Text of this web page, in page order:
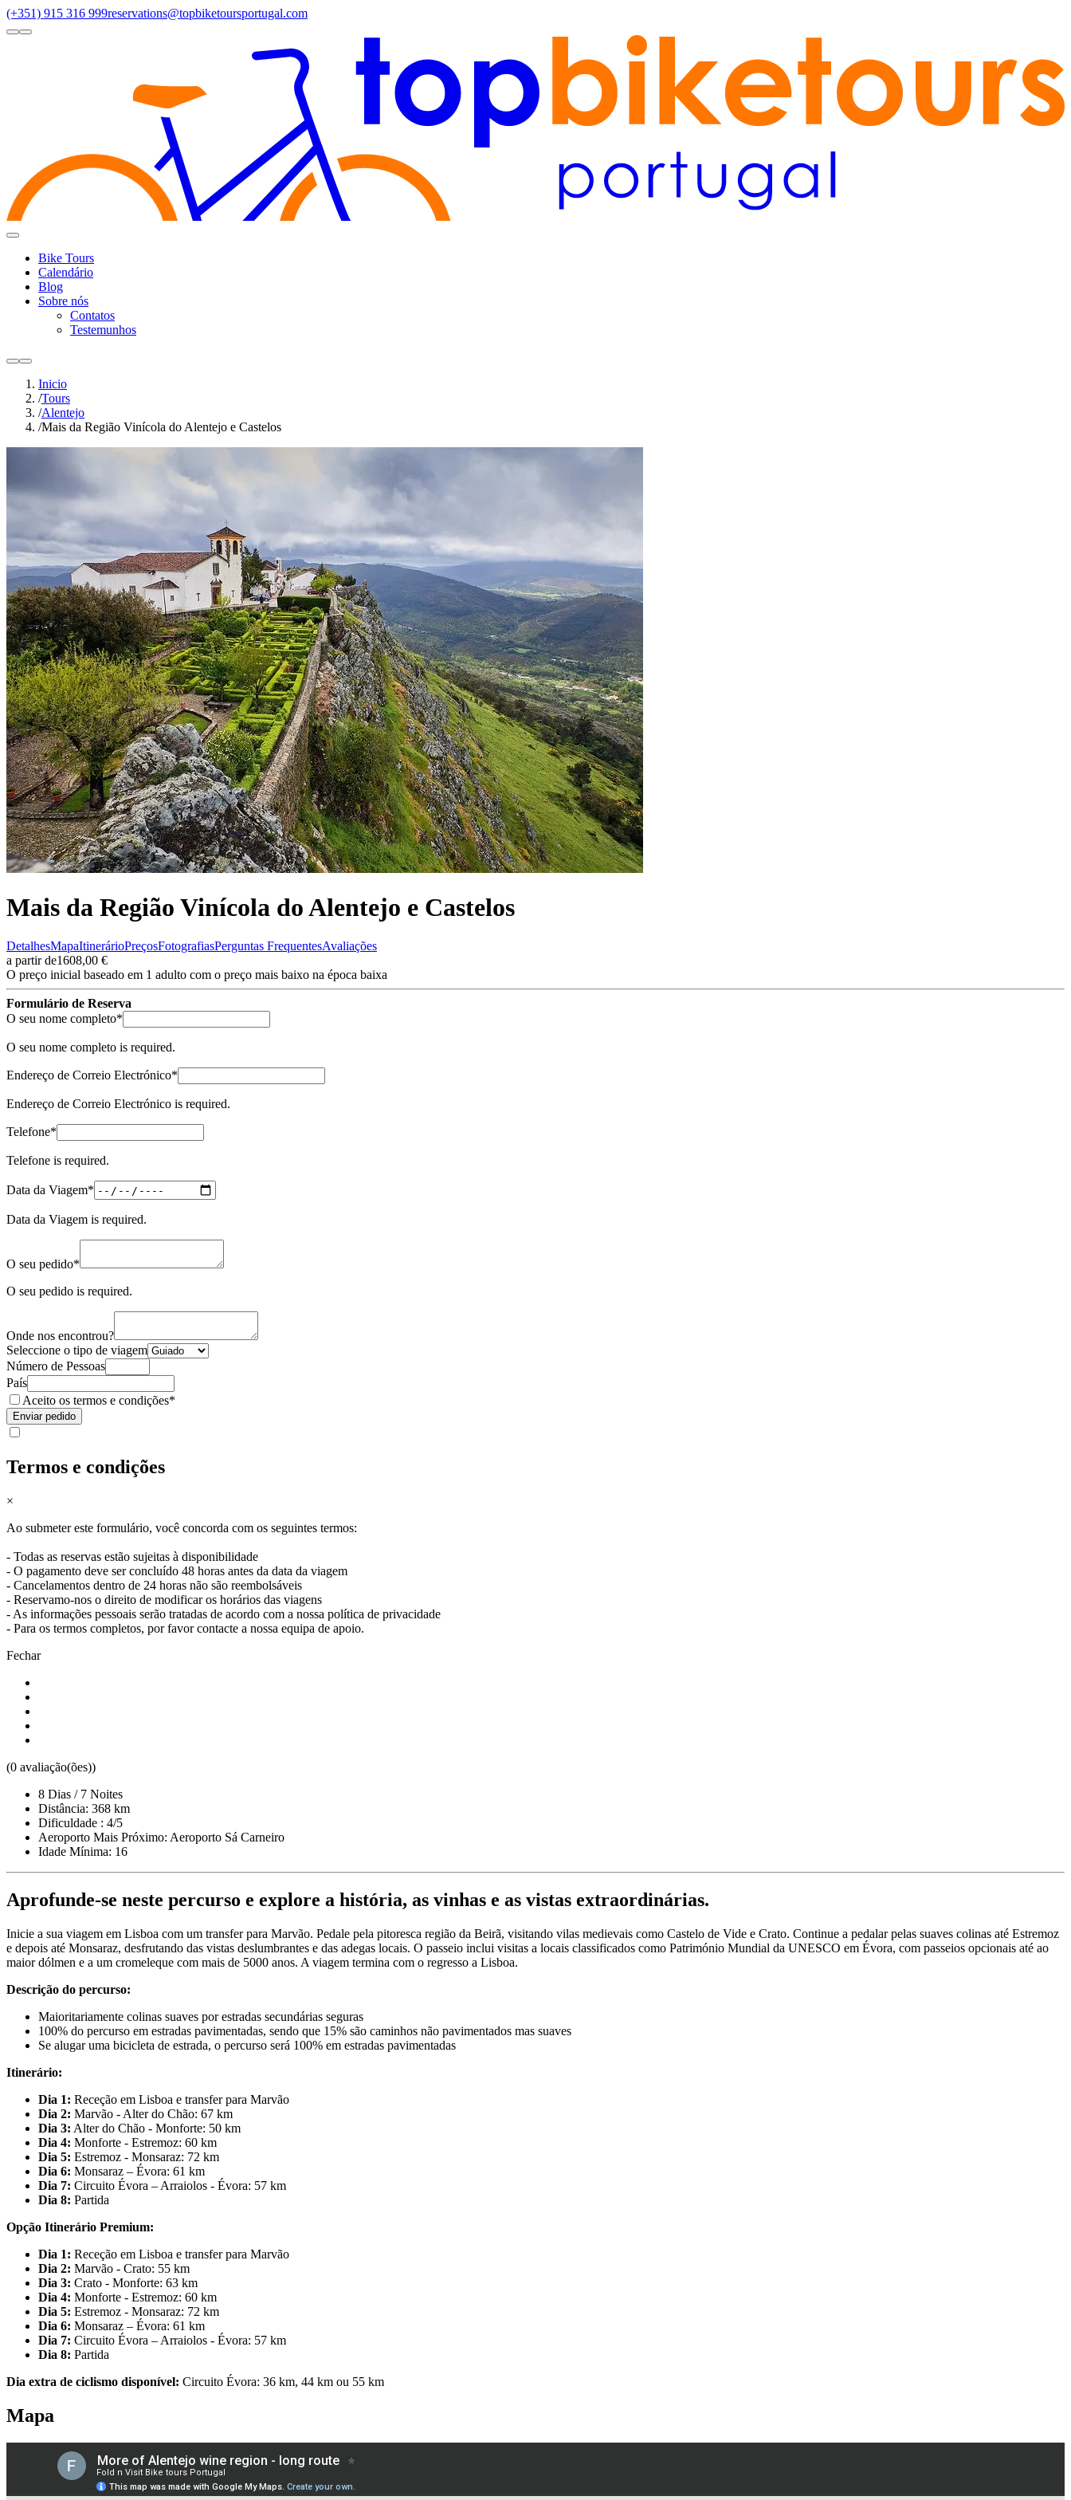
(+351) 915 316 999reservations@topbiketoursportugal.com
lightdark
Toggle
Bike Tours
Santiago Compostela Douro Valley Porto/North Lisboa/Tejo (2) Algarve (1)
Caminho de Santiago em Bicicleta - Caminho da Costa - "fácil"
8 Dias|3/5
Caminho Francês de Santiago de Compostela
8 Dias
Santiago de Compostela de Bicicleta - Top Bike Tours
8 Dias |4/5
Santiago de Compostela - Caminho Francês de Bicicleta
16 Dias|4/5
Calendário
Blog
Sobre nós
Contatos
Testemunhos
lightdark
Inicio
/Tours
/Alentejo
/Mais da Região Vinícola do Alentejo e Castelos
Mais da Região Vinícola do Alentejo e Castelos
DetalhesMapaItinerárioPreçosFotografiasPerguntas FrequentesAvaliações
a partir de1608,00 €
O preço inicial baseado em 1 adulto com o preço mais baixo na época baixa
Formulário de Reserva
O seu nome completo*
O seu nome completo is required.
Endereço de Correio Electrónico*
Endereço de Correio Electrónico is required.
Telefone*
Telefone is required.
Data da Viagem* (required)
Data da Viagem is required.
O seu pedido*
O seu pedido is required.
Onde nos encontrou?
Seleccione o tipo de viagem
Número de Pessoas
País
Aceito os termos e condições*
Enviar pedido
Termos e condições
×
Ao submeter este formulário, você concorda com os seguintes termos:
- Todas as reservas estão sujeitas à disponibilidade
- O pagamento deve ser concluído 48 horas antes da data da viagem
- Cancelamentos dentro de 24 horas não são reembolsáveis
- Reservamo-nos o direito de modificar os horários das viagens
- As informações pessoais serão tratadas de acordo com a nossa política de privacidade
- Para os termos completos, por favor contacte a nossa equipa de apoio.
Fechar
(0 avaliação(ões))
8 Dias / 7 Noites
Distância: 368 km
Dificuldade : 4/5
Aeroporto Mais Próximo: Aeroporto Sá Carneiro
Idade Mínima: 16
Aprofunde-se neste percurso e explore a história, as vinhas e as vistas extraordinárias.
Inicie a sua viagem em Lisboa com um transfer para Marvão. Pedale pela pitoresca região da Beirã, visitando vilas medievais como Castelo de Vide e Crato. Continue a pedalar pelas suaves colinas até Estremoz
e depois até Monsaraz, desfrutando das vistas deslumbrantes e das adegas locais. O passeio inclui visitas a locais classificados como Património Mundial da UNESCO em Évora, com passeios opcionais até ao
maior dólmen e a um cromeleque com mais de 5000 anos. A viagem termina com o regresso a Lisboa.
Descrição do percurso:
Maioritariamente colinas suaves por estradas secundárias seguras
100% do percurso em estradas pavimentadas, sendo que 15% são caminhos não pavimentados mas suaves
Se alugar uma bicicleta de estrada, o percurso será 100% em estradas pavimentadas
Itinerário:
Dia 1: Receção em Lisboa e transfer para Marvão
Dia 2: Marvão - Alter do Chão: 67 km
Dia 3: Alter do Chão - Monforte: 50 km
Dia 4: Monforte - Estremoz: 60 km
Dia 5: Estremoz - Monsaraz: 72 km
Dia 6: Monsaraz – Évora: 61 km
Dia 7: Circuito Évora – Arraiolos - Évora: 57 km
Dia 8: Partida
Opção Itinerário Premium:
Dia 1: Receção em Lisboa e transfer para Marvão
Dia 2: Marvão - Crato: 55 km
Dia 3: Crato - Monforte: 63 km
Dia 4: Monforte - Estremoz: 60 km
Dia 5: Estremoz - Monsaraz: 72 km
Dia 6: Monsaraz – Évora: 61 km
Dia 7: Circuito Évora – Arraiolos - Évora: 57 km
Dia 8: Partida
Dia extra de ciclismo disponível: Circuito Évora: 36 km, 44 km ou 55 km
Mapa